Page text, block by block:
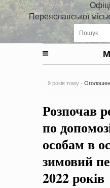
Переяславської
9 років тому -
на період 2018 – 2020
0 Коментарів
Розпочав
по
особам в
зимовий
2022 років